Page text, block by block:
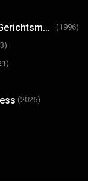
Medical Detectives - Geheimnisse der Gerichtsmedizin (1996)
(2026)